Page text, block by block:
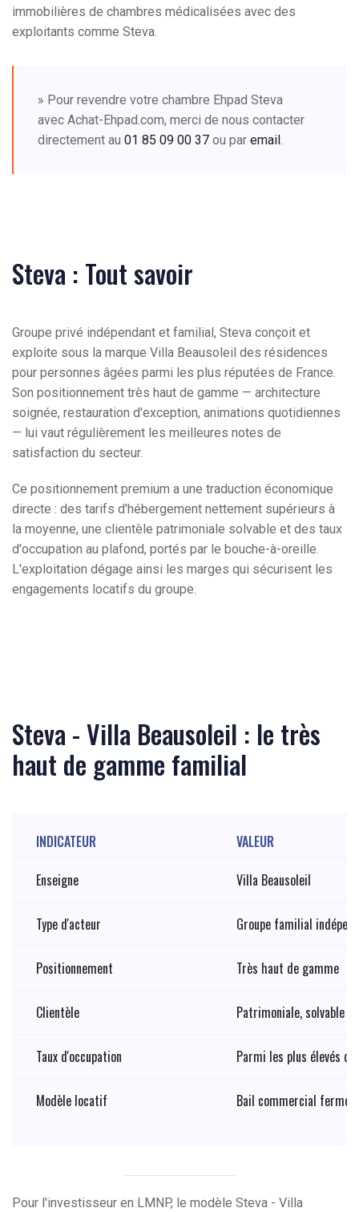
immobilières de chambres médicalisées avec des
exploitants comme Steva.
» Pour revendre votre chambre Ehpad Steva
avec Achat-Ehpad.com, merci de nous contacter
directement au 01 85 09 00 37 ou par email
Steva : Tout savoir
Groupe privé indépendant et familial, Steva conçoit et
exploite sous la marque Villa Beausoleil des résidences
pour personnes âgées parmi les plus réputées de France.
Son positionnement très haut de gamme — architecture
soignée, restauration d'exception, animations quotidiennes
— lui vaut régulièrement les meilleures notes de
satisfaction du secteur.
Ce positionnement premium a une traduction économique
directe : des tarifs d'hébergement nettement supérieurs à
la moyenne, une clientèle patrimoniale solvable et des taux
d'occupation au plafond, portés par le bouche-à-oreille.
L'exploitation dégage ainsi les marges qui sécurisent les
engagements locatifs du groupe.
Steva - Villa Beausoleil : le très
haut de gamme familial
INDICATEUR
VALEUR
Enseigne
Villa Beausoleil
Type d'acteur Groupe familial
Positionnement Très haut de gamme
Clientèle Patrimoniale, solvable
Taux d'occupation Parmi les plus élevés
Modèle locatif Bail commercial ferme
Pour l'investisseur en LMNP, le modèle Steva - Villa